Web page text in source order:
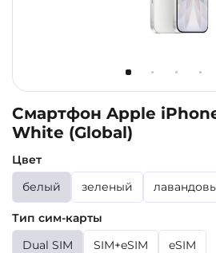
Смартфон Apple
White (Global)
Цвет
белый
зеленый
Тип сим-карты
Dual SIM
SIM+eSIM eSIM